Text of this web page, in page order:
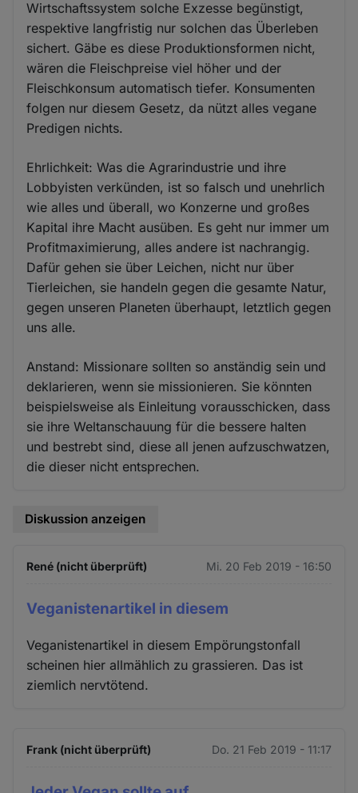
Wirtschaftssystem solche Exzesse begünstigt,
respektive langfristig nur solchen das Überleben
sichert. Gäbe es diese Produktionsformen nicht,
wären die Fleischpreise viel höher und der
Fleischkonsum automatisch tiefer. Konsumenten
folgen nur diesem Gesetz, da nützt alles vegane
Predigen nichts.
Ehrlichkeit: Was die Agrarindustrie und ihre
Lobbyisten verkünden, ist so falsch und unehrlich
wie alles und überall, wo Konzerne und großes
Kapital ihre Macht ausüben. Es geht nur immer um
Profitmaximierung, alles andere ist nachrangig.
Dafür gehen sie über Leichen, nicht nur über
Tierleichen, sie handeln gegen die gesamte Natur,
gegen unseren Planeten überhaupt, letztlich gegen
uns alle.
Anstand: Missionare sollten so anständig sein und
deklarieren, wenn sie missionieren. Sie könnten
beispielsweise als Einleitung vorausschicken, dass
sie ihre Weltanschauung für die bessere halten
und bestrebt sind, diese all jenen aufzuschwatzen,
die dieser nicht entsprechen.
Diskussion anzeigen
René (nicht überprüft) Mi. 20 Feb 2019 - 16:50
Veganistenartikel in diesem
Veganistenartikel in diesem Empörungstonfall
scheinen hier allmählich zu grassieren. Das ist
ziemlich nervtötend.
Frank (nicht überprüft) Do. 21 Feb 2019 - 11:17